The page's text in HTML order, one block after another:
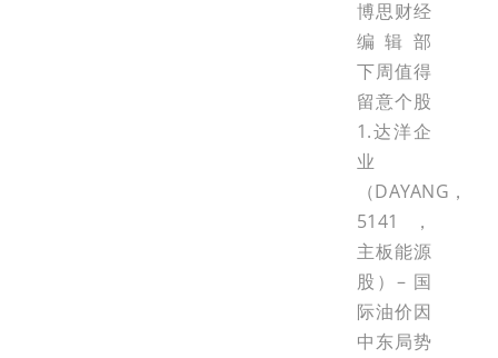
博思财经
编辑部
下周值得
留意个股
1.达洋企
业
（DAYANG，
5141，
主板能源
股）– 国
际油价因
中东局势